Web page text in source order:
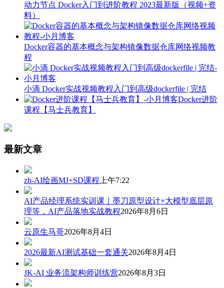
动力节点 Docker入门到进阶教程 2023最新版（视频+资
料）
Docker容器的基本概念与架构镜像数据仓库网络视频教
程
小滴 Docker实战视频教程入门到高级dockerfile | 完结
Docker进阶
课程【马士兵教育】
最新文章
zh-AI绘画MJ+SD课程 上午7:22
AI产品经理系统实训课｜墨刀原型设计+大模型底层原
理等，AI产品落地实战教程2026年8月6日
云原生马哥2026年8月4日
2026最新AI测试基础一套通关2026年8月4日
JK-AI 业务流架构师训练营2026年8月3日